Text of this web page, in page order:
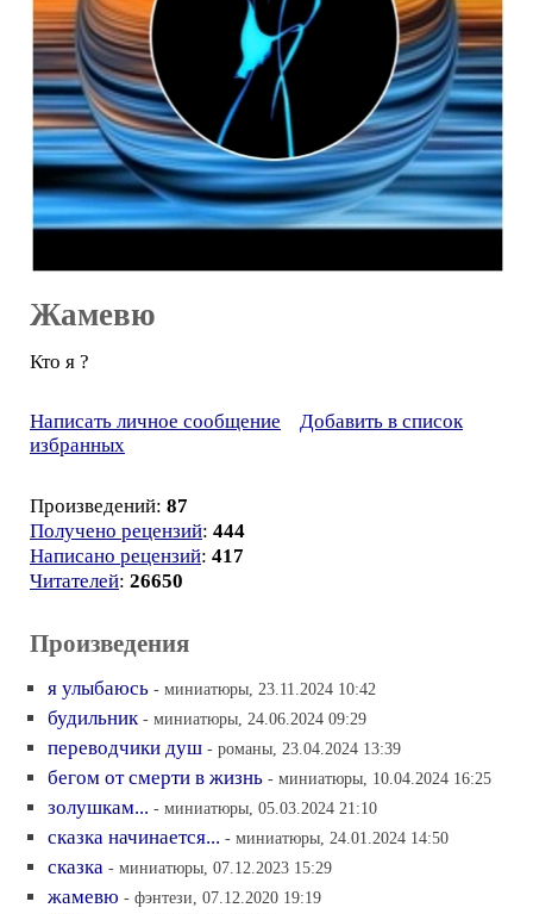
Жамевю
Кто я ?
Написать личное сообщение
Добавить в список
избранных
Произведений: 87
Получено рецензий: 444
Написано рецензий: 417
Читателей: 26650
Произведения
я улыбаюсь - миниатюры, 23.11.2024 10:42
будильник - миниатюры, 24.06.2024 09:29
переводчики душ - романы, 23.04.2024 13:39
бегом от смерти в жизнь - миниатюры, 10.04.2024 16:25
золушкам... - миниатюры, 05.03.2024 21:10
сказка начинается... - миниатюры, 24.01.2024 14:50
сказка - миниатюры, 07.12.2023 15:29
жамевю - фэнтези, 07.12.2020 19:19